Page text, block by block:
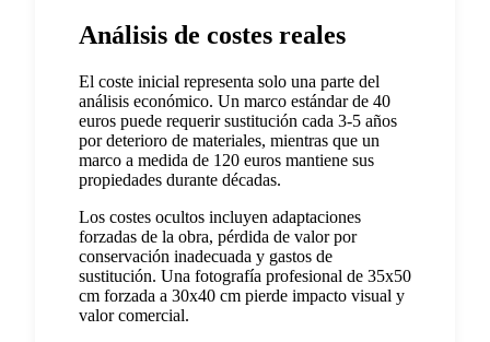
Análisis de costes reales
El coste inicial representa solo una parte del
análisis económico. Un marco estándar de 40
euros puede requerir sustitución cada 3-5 años
por deterioro de materiales, mientras que un
marco a medida de 120 euros mantiene sus
propiedades durante décadas.
Los costes ocultos incluyen adaptaciones
forzadas de la obra, pérdida de valor por
conservación inadecuada y gastos de
sustitución. Una fotografía profesional de 35x50
cm forzada a 30x40 cm pierde impacto visual y
valor comercial.